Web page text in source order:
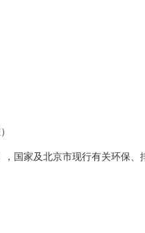
国家及北京市现行有关环保、